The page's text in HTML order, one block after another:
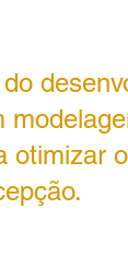
otimizar